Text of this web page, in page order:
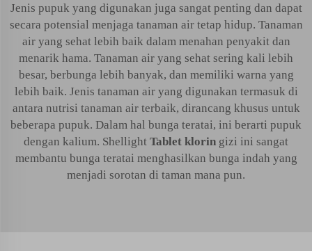
Jenis pupuk yang digunakan juga sangat penting dan dapat
secara potensial menjaga tanaman air tetap hidup. Tanaman
air yang sehat lebih baik dalam menahan penyakit dan
menarik hama. Tanaman air yang sehat sering kali lebih
besar, berbunga lebih banyak, dan memiliki warna yang
lebih baik. Jenis tanaman air yang digunakan termasuk di
antara nutrisi tanaman air terbaik, dirancang khusus untuk
beberapa pupuk. Dalam hal bunga teratai, ini berarti pupuk
dengan kalium. Shellight Tablet klorin gizi ini sangat
membantu bunga teratai menghasilkan bunga indah yang
menjadi sorotan di taman mana pun.